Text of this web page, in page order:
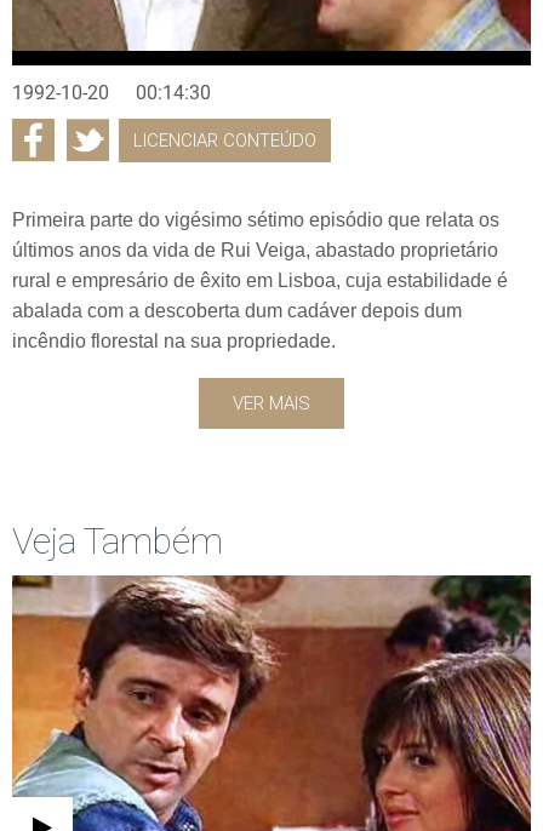
1992-10-20 00:14:30
LICENCIAR CONTEÚDO
Primeira parte do vigésimo sétimo episódio que relata os
últimos anos da vida de Rui Veiga, abastado proprietário
rural e empresário de êxito em Lisboa, cuja estabilidade é
abalada com a descoberta dum cadáver depois dum
incêndio florestal na sua propriedade.
VER MAIS
Veja Também